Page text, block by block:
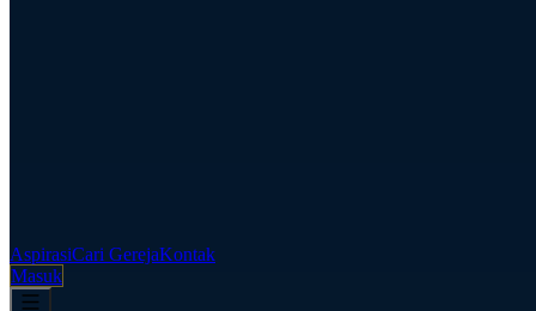
AspirasiCari GerejaKontak
Masuk